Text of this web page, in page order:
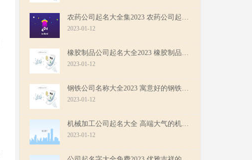
2023-01-12
2023-01-12
2023-01-12
2023-01-12